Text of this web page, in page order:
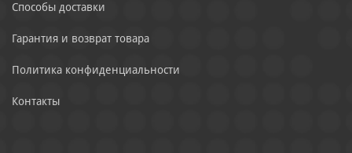
Способы доставки
Гарантия и возврат товара
Политика конфиденциальности
Контакты